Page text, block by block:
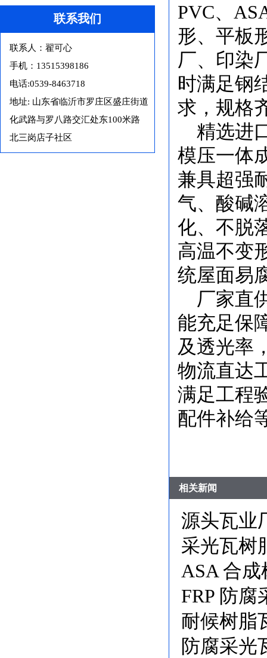
联系我们
联系人：翟可心
手机：13515398186
电话:0539-8463718
地址: 山东省临沂市罗庄区盛庄街道
化武路与罗八路交汇处东100米路
北三岗店子社区
PVC、
形、平板
厂、印染
时满足钢
求，规格
精选进
模压一体
兼具超强
气、酸碱
化、不脱
高温不变
统屋面易
厂家直
能充足保
及透光率
物流直达
满足工程
配件补给
相关新闻
源头瓦业
采光瓦树
ASA 合
FRP 防
耐候树脂
防腐采光